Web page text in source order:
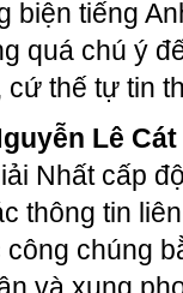
biện tiếng
quá chú ý
thế tự tin
Lê
Nhất cấp
thông tin
chúng